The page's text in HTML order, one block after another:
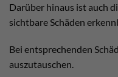
Darüber hinaus ist auch
sichtbare Schäden
Bei entsprechenden
auszutauschen.